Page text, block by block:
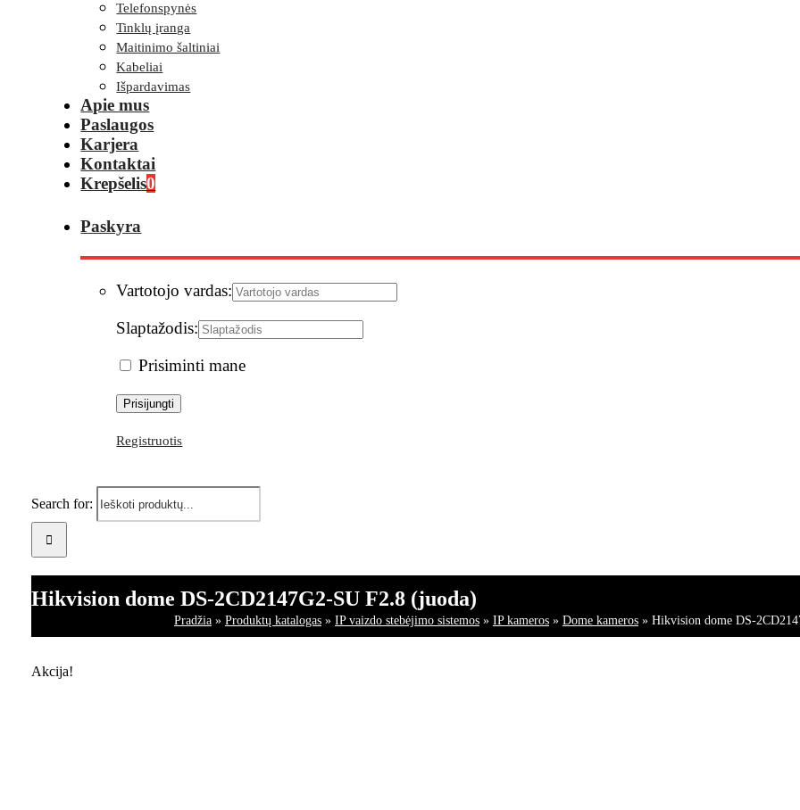
Telefonspynės
Tinklų įranga
Maitinimo šaltiniai
Kabeliai
Išpardavimas
Apie mus
Paslaugos
Karjera
Kontaktai
Krepšelis0
Paskyra
Vartotojo vardas:
Slaptažodis:
Prisiminti mane
Registruotis
Search for:
Hikvision dome DS-2CD2147G2-SU F2.8 (juoda)
Pradžia» Produktų katalogas» IP vaizdo stebėjimo sistemos» IP kameros» Dome kameros» Hikvision dome DS-
Akcija!